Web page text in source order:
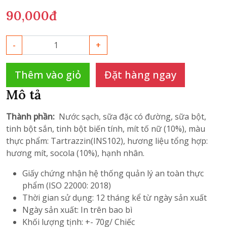
90,000đ
- +
Thêm vào giỏ Đặt hàng ngay
Mô tả
Thành phần: Nước sạch, sữa đặc có đường, sữa bột,
tinh bột sắn, tinh bột biến tính, mít tố nữ (10%), màu
thực phẩm: Tartrazzin(INS102), hương liệu tổng hợp:
hương mít, socola (10%), hạnh nhân.
Giấy chứng nhận hệ thống quản lý an toàn thực
phẩm (ISO 22000: 2018)
Thời gian sử dụng: 12 tháng kể từ ngày sản xuất
Ngày sản xuất: In trên bao bì
Khối lượng tịnh: +- 70g/ Chiếc